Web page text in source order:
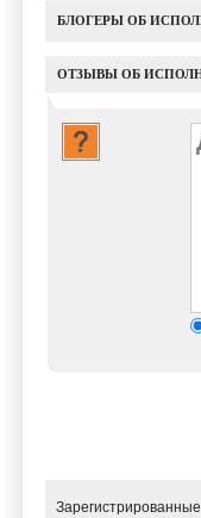
БЛОГЕРЫ ОБ
ОТЗЫВЫ ОБ